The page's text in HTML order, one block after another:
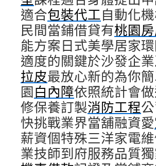
適合包裝代工自動化
民間當鋪借貸有桃園
能方案日式美學居家
適度的關鍵於沙發企
拉皮最放心新的為你
園白內障依照統計會
修保養訂製消防工程
快挑戰業界當舖融資愛
薪資個特殊三洋家電
業技師到府服務品質